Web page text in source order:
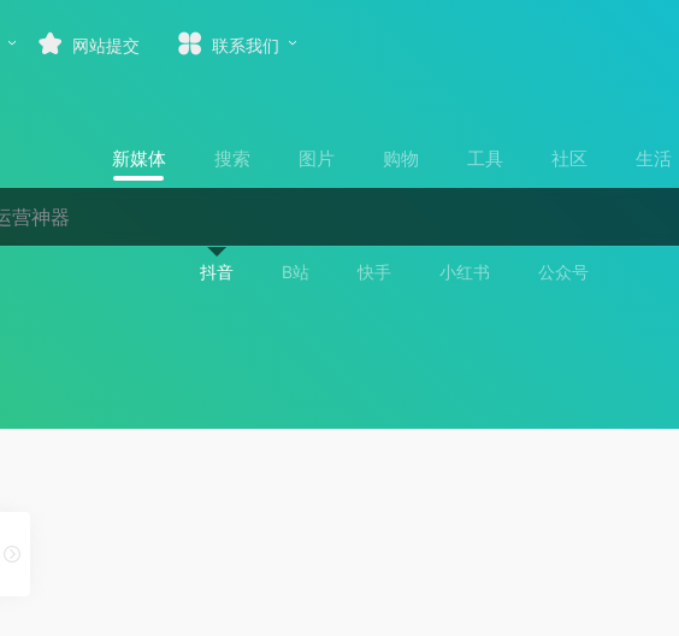
网站提交 联系我们
新媒体 搜索 图片 购物 工具 社区 生活
抖音 B站 快手 小红书 公众号